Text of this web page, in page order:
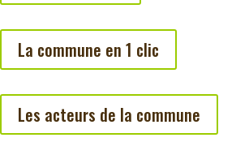
La commune en 1 clic
Les acteurs de la commune